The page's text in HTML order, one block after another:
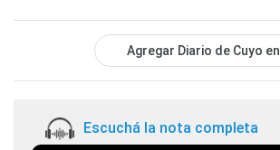
Agregar Diario de Cuyo en
Escuchá la nota completa